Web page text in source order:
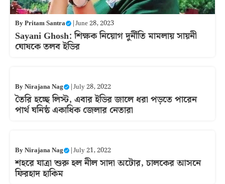
ByPritam Santra |June 28, 2023
Sayani Ghosh: শিক্ষক নিয়োগ দুর্নীতি মামলায় সায়নী
ঘোষকে তলব ইডির
ByNirajana Nag |July 28, 2022
তৈরি হচ্ছে লিস্ট, এবার ইডির জালে ধরা পড়তে পারেন
পার্থ ঘনিষ্ঠ একাধিক জেলার নেতারা
ByNirajana Nag |July 21, 2022
শহরে যাত্রা শুরু হল নীল সাদা অটোর, চালকের আসনে
ফিরহাদ হাকিম